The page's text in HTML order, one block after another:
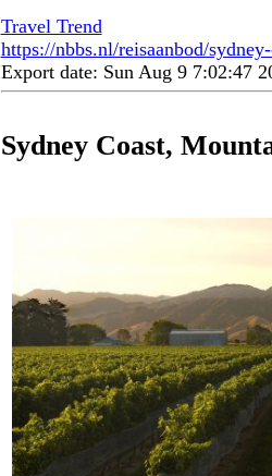
Travel Trend
https://nbbs.nl/reisaanbod/
Export date: Sun Aug 9 7:02:47
Sydney Coast,